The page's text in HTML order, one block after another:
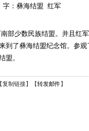
： 彝海结盟 红军
部少数民族结盟。并且红
到了彝海结盟纪念馆。参
盟。
【复制链接】【转发邮件 】